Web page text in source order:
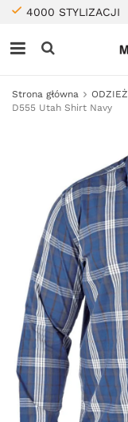
4000 STYLIZACJI
Strona główna
D555 Utah Shirt Navy